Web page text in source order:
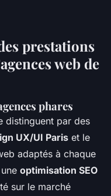
prestations
web de
phares
distinguent par des
UX/UI Paris et le
adaptés à chaque
optimisation SEO
sur le marché